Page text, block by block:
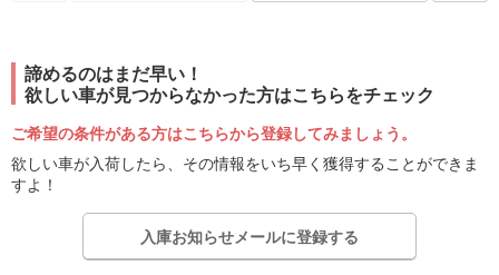
諦めるのはまだ早い！
欲しい車が見つからなかった方はこちらをチェック
ご希望の条件がある方はこちらから登録してみましょう。
欲しい車が入荷したら、その情報をいち早く獲得することができま
すよ！
入庫お知らせメールに登録する